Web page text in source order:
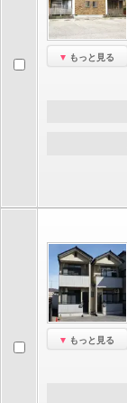
もっと見る
もっと見る